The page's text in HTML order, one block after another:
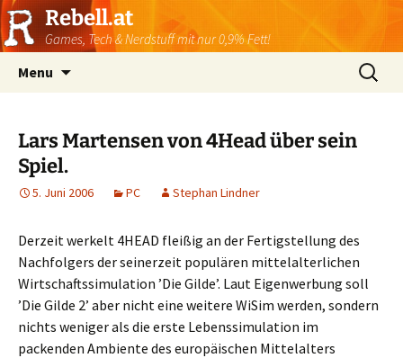
Rebell.at
Games, Tech & Nerdstuff mit nur 0,9% Fett!
Menu
Suchen
nach:
Lars Martensen von 4Head über sein
Spiel.
5. Juni 2006 PC Stephan Lindner
Derzeit werkelt 4HEAD fleißig an der Fertigstellung des
Nachfolgers der seinerzeit populären mittelalterlichen
Wirtschaftssimulation ’Die Gilde’. Laut Eigenwerbung soll
’Die Gilde 2’ aber nicht eine weitere WiSim werden, sondern
nichts weniger als die erste Lebenssimulation im
packenden Ambiente des europäischen Mittelalters